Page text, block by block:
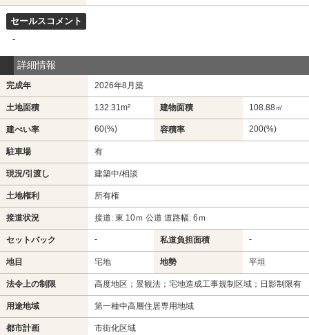
セールスコメント
-
詳細情報
完成年 2026年8月築
土地面積 132.31m² 建物面積 108.88㎡
建ぺい率 60(%) 容積率 200(%)
駐車場 有
現況/引渡し 建築中/相談
土地権利 所有権
接道状況 接道: 東 10ｍ 公道 道路幅: 6ｍ
セットバック - 私道負担面積 -
地目 宅地 地勢 平坦
法令上の制限 高度地区；景観法；宅地造成工事規制区域；日影制限有
用途地域 第一種中高層住居専用地域
都市計画 市街化区域